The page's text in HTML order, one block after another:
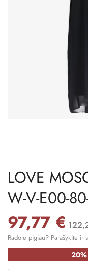
LOVE
W-V-E00-
97,77 €
Radote pigiau? Parašykite ir